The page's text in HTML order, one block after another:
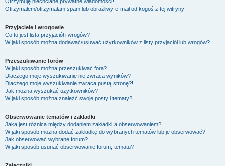
Otrzymałem/otrzymałam spam lub obraźliwy e-mail od kogoś z tej witryny!
Przyjaciele i wrogowie
Co to jest lista przyjaciół i wrogów?
W jaki sposób można dodawać/usuwać użytkowników z listy przyjaciół lub wrogów?
Przeszukiwanie forów
W jaki sposób można przeszukiwać fora?
Dlaczego moje wyszukiwanie nie zwraca wyników?
Dlaczego moje wyszukiwanie zwraca pustą stronę?!
Jak można wyszukać użytkowników?
W jaki sposób można znaleźć swoje posty i tematy?
Obserwowanie tematów i zakładki
Jaka jest różnica między dodaniem zakładki a obserwowaniem?
W jaki sposób można dodać zakładkę do wybranych tematów lub je obserwować?
Jak obserwować wybrane forum?
W jaki sposób usunąć obserwowanie forum, tematu?